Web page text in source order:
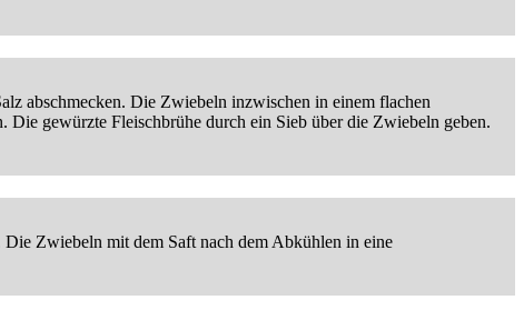
abschmecken. Die Zwiebeln inzwischen in einem flachen
Die gewürzte Fleischbrühe durch ein Sieb über die Zwiebeln geben.
Zwiebeln mit dem Saft nach dem Abkühlen in eine